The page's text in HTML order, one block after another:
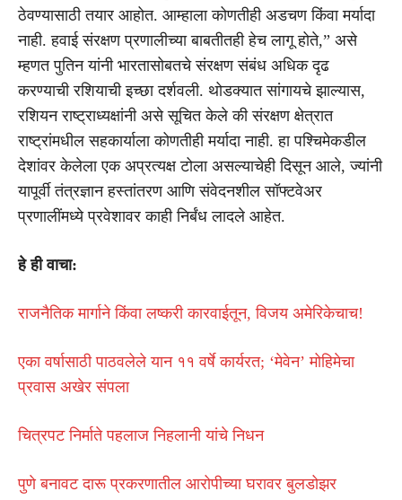
ठेवण्यासाठी तयार आहोत. आम्हाला कोणतीही अडचण किंवा मर्यादा
नाही. हवाई संरक्षण प्रणालीच्या बाबतीतही हेच लागू होते,” असे
म्हणत पुतिन यांनी भारतासोबतचे संरक्षण संबंध अधिक दृढ
करण्याची रशियाची इच्छा दर्शवली. थोडक्यात सांगायचे झाल्यास,
रशियन राष्ट्राध्यक्षांनी असे सूचित केले की संरक्षण क्षेत्रात
राष्ट्रांमधील सहकार्याला कोणतीही मर्यादा नाही. हा पश्चिमेकडील
देशांवर केलेला एक अप्रत्यक्ष टोला असल्याचेही दिसून आले, ज्यांनी
यापूर्वी तंत्रज्ञान हस्तांतरण आणि संवेदनशील सॉफ्टवेअर
प्रणालींमध्ये प्रवेशावर काही निर्बंध लादले आहेत.
हे ही वाचा:
राजनैतिक मार्गाने किंवा लष्करी कारवाईतून, विजय अमेरिकेचाच!
एका वर्षासाठी पाठवलेले यान ११ वर्षे कार्यरत; ‘मेवेन’ मोहिमेचा
प्रवास अखेर संपला
चित्रपट निर्माते पहलाज निहलानी यांचे निधन
पुणे बनावट दारू प्रकरणातील आरोपीच्या घरावर बुलडोझर